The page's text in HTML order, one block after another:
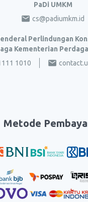
PaDi UMKM
cs@padiumkm.id
Perlindungan
Kementerian
1010
Metode